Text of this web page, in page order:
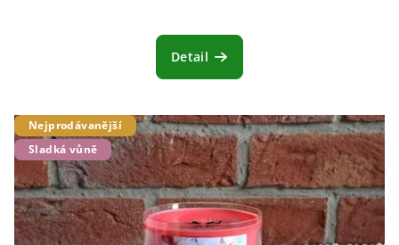
Detail
Nejprodávanější
Sladká vůně